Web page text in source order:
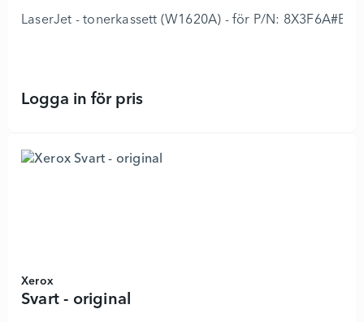
LaserJet - tonerkassett (W1620A) - för P/N:
Logga in för pris162A - Svart - original - 8917414 -
Xerox
Svart - original